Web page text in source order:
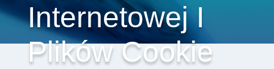
Internetowej I
Plików Cookie